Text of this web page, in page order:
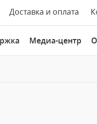
Доставка и оплата
Медиа-центр